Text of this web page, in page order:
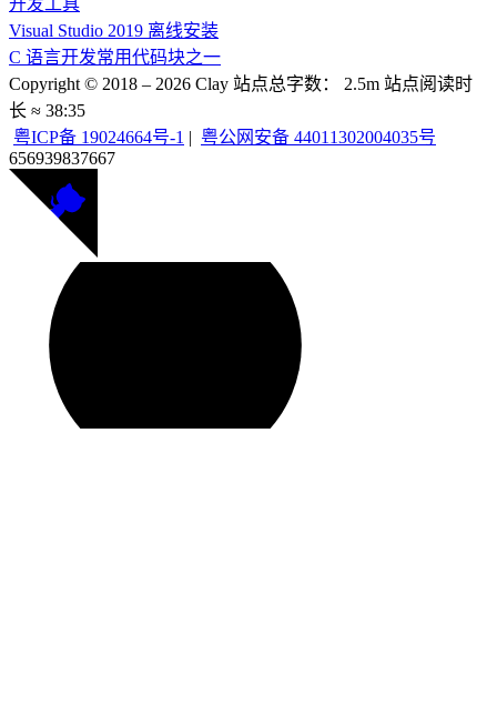
开发工具
Visual Studio 2019 离线安装
C 语言开发常用代码块之一
Copyright © 2018 – 2026 Clay 站点总字数： 2.5m 站点阅读时
长 ≈ 38:35
粤ICP备 19024664号-1 | 粤公网安备 44011302004035号
656939837667